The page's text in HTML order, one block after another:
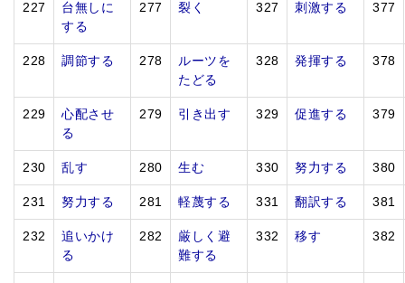
227
台無しに
する
277 裂く 327 刺激する 377
228 調節する 278
ルーツを
たどる
328 発揮する 378
229
心配させ
る
279 引き出す 329 促進する 379
230 乱す 280 生む 330 努力する 380
231 努力する 281 軽蔑する 331 翻訳する 381
232
追いかけ
る
282
厳しく避
難する
332 移す 382